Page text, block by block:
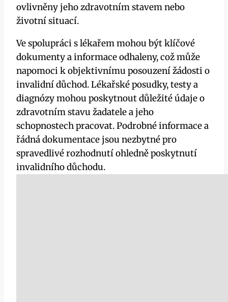
ovlivněny jeho zdravotním stavem nebo
životní situací.
Ve spolupráci s lékařem mohou být klíčové
dokumenty a informace odhaleny, což může
napomoci k objektivnímu posouzení žádosti o
invalidní důchod. Lékařské posudky, testy a
diagnózy mohou poskytnout důležité údaje o
zdravotním stavu žadatele a jeho
schopnostech pracovat. Podrobné informace a
řádná dokumentace jsou nezbytné pro
spravedlivé rozhodnutí ohledně poskytnutí
invalidního důchodu.